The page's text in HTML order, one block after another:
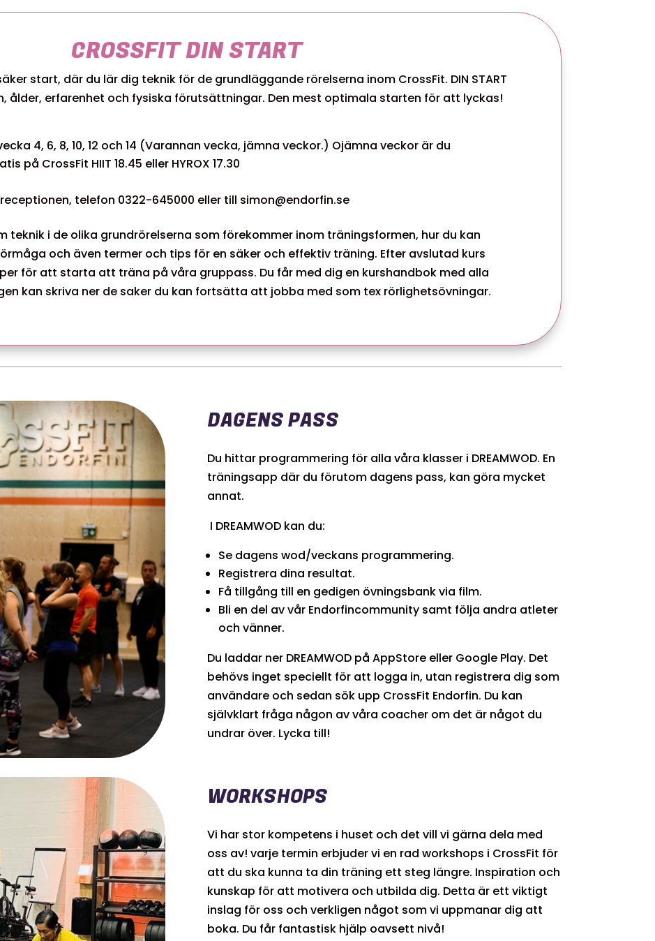
CROSSFIT DIN START
start, där du lär dig teknik för de grundläggande rörelserna inom CrossFit. DIN START
ålder, erfarenhet och fysiska förutsättningar. Den mest optimala starten för att lyckas!
4, 6, 8, 10, 12 och 14 (Varannan vecka, jämna veckor.) Ojämna veckor är du
på CrossFit HIIT 18.45 eller HYROX 17.30
telefon 0322-645000 eller till simon@endorfin.se
teknik i de olika grundrörelserna som förekommer inom träningsformen, hur du kan
och även termer och tips för en säker och effektiv träning. Efter avslutad kurs
för att starta att träna på våra gruppass. Du får med dig en kurshandbok med alla
kan skriva ner de saker du kan fortsätta att jobba med som tex rörlighetsövningar.
DAGENS PASS
Du hittar programmering för alla våra klasser i DREAMWOD. En
träningsapp där du förutom dagens pass, kan göra mycket
annat.
I DREAMWOD kan du:
Se dagens wod/veckans programmering.
Registrera dina resultat.
Få tillgång till en gedigen övningsbank via film.
Bli en del av vår Endorfincommunity samt följa andra atleter
och vänner.
Du laddar ner DREAMWOD på AppStore eller Google Play. Det
behövs inget speciellt för att logga in, utan registrera dig som
användare och sedan sök upp CrossFit Endorfin. Du kan
självklart fråga någon av våra coacher om det är något du
undrar över. Lycka till!
WORKSHOPS
Vi har stor kompetens i huset och det vill vi gärna dela med
oss av! varje termin erbjuder vi en rad workshops i CrossFit för
att du ska kunna ta din träning ett steg längre. Inspiration och
kunskap för att motivera och utbilda dig. Detta är ett viktigt
inslag för oss och verkligen något som vi uppmanar dig att
boka. Du får fantastisk hjälp oavsett nivå!